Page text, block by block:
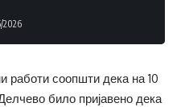
работи соопшти дека на 10
било пријавено дека